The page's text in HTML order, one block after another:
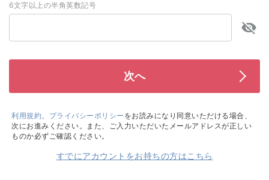
6文字以上の半角英数記号
利用規約、 プライバシーポリシー をお読みになり同意いただける場合、
次にお進みください。また、ご入力いただいたメールアドレスが正しい
ものか必ずご確認ください。
すでにアカウントをお持ちの方はこちら